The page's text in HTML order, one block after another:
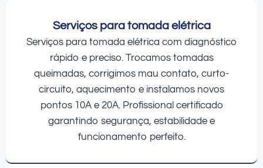
Serviços para tomada elétrica
Serviços para tomada elétrica com diagnóstico
rápido e preciso. Trocamos tomadas
queimadas, corrigimos mau contato, curto-
circuito, aquecimento e instalamos novos
pontos 10A e 20A. Profissional certificado
garantindo segurança, estabilidade e
funcionamento perfeito.